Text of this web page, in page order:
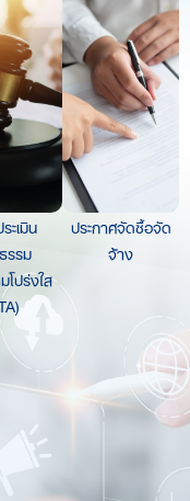
ะเมิน
รม
โปร่งใส
ประกาศจัดซื้อจัด
จ้าง